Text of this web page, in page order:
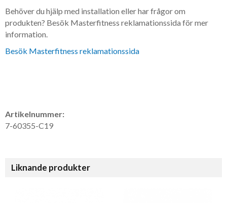
Behöver du hjälp med installation eller har frågor om
produkten? Besök Masterfitness reklamationssida för mer
information.
Besök Masterfitness reklamationssida
Artikelnummer:
7-60355-C19
Liknande produkter